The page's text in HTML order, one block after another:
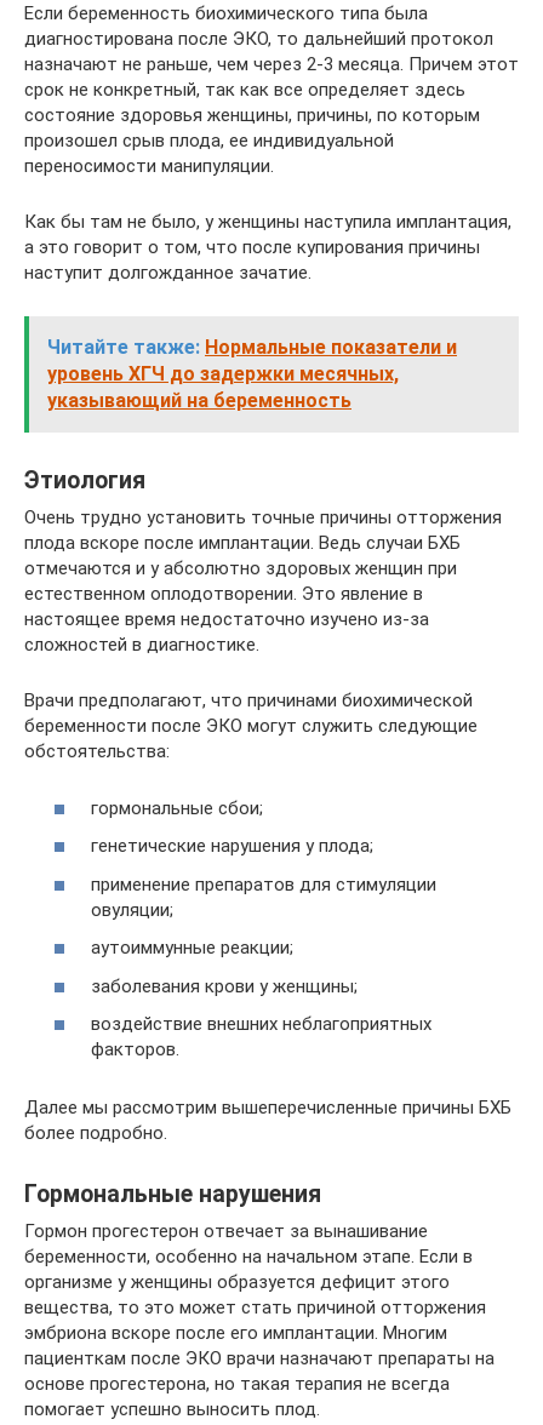
Если беременность биохимического типа была
диагностирована после ЭКО, то дальнейший протокол
назначают не раньше, чем через 2-3 месяца. Причем этот
срок не конкретный, так как все определяет здесь
состояние здоровья женщины, причины, по которым
произошел срыв плода, ее индивидуальной
переносимости манипуляции.
Как бы там не было, у женщины наступила имплантация,
а это говорит о том, что после купирования причины
наступит долгожданное зачатие.
Читайте также: Нормальные показатели и
уровень ХГЧ до задержки месячных,
указывающий на беременность
Этиология
Очень трудно установить точные причины отторжения
плода вскоре после имплантации. Ведь случаи БХБ
отмечаются и у абсолютно здоровых женщин при
естественном оплодотворении. Это явление в
настоящее время недостаточно изучено из-за
сложностей в диагностике.
Врачи предполагают, что причинами биохимической
беременности после ЭКО могут служить следующие
обстоятельства:
гормональные сбои;
генетические нарушения у плода;
применение препаратов для стимуляции
овуляции;
аутоиммунные реакции;
заболевания крови у женщины;
воздействие внешних неблагоприятных
факторов.
Далее мы рассмотрим вышеперечисленные причины БХБ
более подробно.
Гормональные нарушения
Гормон прогестерон отвечает за вынашивание
беременности, особенно на начальном этапе. Если в
организме у женщины образуется дефицит этого
вещества, то это может стать причиной отторжения
эмбриона вскоре после его имплантации. Многим
пациенткам после ЭКО врачи назначают препараты на
основе прогестерона, но такая терапия не всегда
помогает успешно выносить плод.